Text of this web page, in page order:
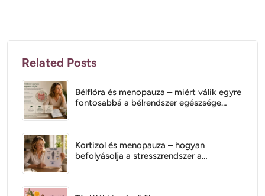
Related Posts
Bélflóra és menopauza – miért válik egyre
fontosabbá a bélrendszer egészsége
Kortizol és menopauza – hogyan
befolyásolja a stresszrendszer a